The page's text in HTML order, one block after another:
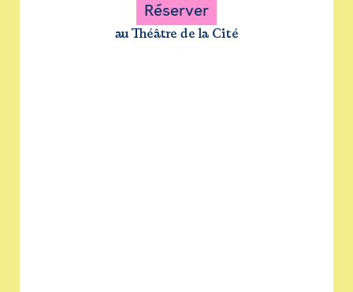
Réserver
au Théâtre de la Cité